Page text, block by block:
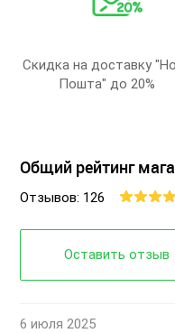
Скидка на доставку
Пошта" до 20%
Общий рейтинг
Отзывов: 126
Оставить отзыв
6 июля 2025